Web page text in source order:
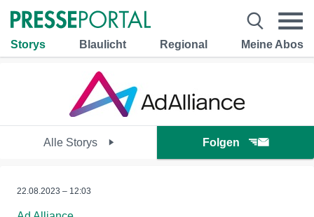
Storys Blaulicht Regional Meine Abos
Alle Storys Folgen
22.08.2023 – 12:03